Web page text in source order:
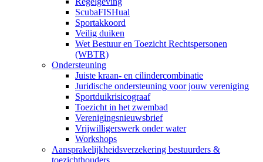
ScubaFISHual
Sportakkoord
Veilig duiken
Wet Bestuur en Toezicht Rechtspersonen
(WBTR)
Ondersteuning
Juiste kraan- en cilindercombinatie
Juridische ondersteuning voor jouw vereniging
Sportduikrisicograaf
Toezicht in het zwembad
Verenigingsnieuwsbrief
Vrijwilligerswerk onder water
Workshops
Aansprakelijkheidsverzekering bestuurders &
toezichthouders